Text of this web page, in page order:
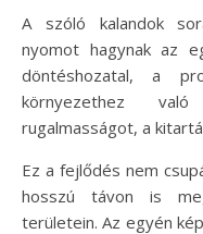
A szóló kalandok
nyomot hagynak az
döntéshozatal, a
környezethez
rugalmasságot, a
Ez a fejlődés nem
hosszú távon is
területein. Az egyén